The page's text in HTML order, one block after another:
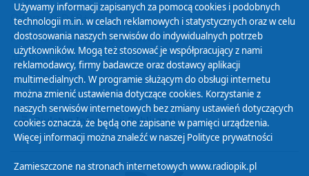
Cyfryzacja DAB+
Polityka ochrony danych osobowych
Abonament
Zamówienia publiczne
Biuletyn Informacji Publicznej
Używamy informacji zapisanych za pomocą cookies i podobnych
technologii m.in. w celach reklamowych i statystycznych oraz w celu
dostosowania naszych serwisów do indywidualnych potrzeb
użytkowników. Mogą też stosować je współpracujący z nami
reklamodawcy, firmy badawcze oraz dostawcy aplikacji
multimedialnych. W programie służącym do obsługi internetu
można zmienić ustawienia dotyczące cookies. Korzystanie z
naszych serwisów internetowych bez zmiany ustawień dotyczących
cookies oznacza, że będą one zapisane w pamięci urządzenia.
Więcej informacji można znaleźć w naszej Polityce prywatności
Zamieszczone na stronach internetowych www.radiopik.pl